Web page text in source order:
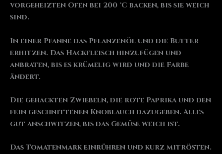
vorgeheizten Ofen bei 200 °C backen, bis sie weich
sind.
In einer Pfanne das Pflanzenöl und die Butter
erhitzen. Das Hackfleisch hinzufügen und
anbraten, bis es krümelig wird und die Farbe
ändert.
Die gehackten Zwiebeln, die rote Paprika und den
fein geschnittenen Knoblauch dazugeben. Alles
gut anschwitzen, bis das Gemüse weich ist.
Das Tomatenmark einrühren und kurz mitrösten.